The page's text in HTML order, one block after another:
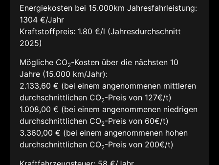
Energiekosten bei 15.000km Jahresfahrleistung:
1304 €/Jahr
Kraftstoffpreis: 1.80 €/l (Jahresdurchschnitt
2025)
Mögliche CO2-Kosten über die nächsten 10
Jahre (15.000 km/Jahr):
2.133,60 € (bei einem angenommenen mittleren
durchschnittlichen CO2-Preis von 127€/t)
1.008,00 € (bei einem angenommenen niedrigen
durchschnittlichen CO2-Preis von 60€/t)
3.360,00 € (bei einem angenommenen hohen
durchschnittlichen CO2-Preis von 200€/t)